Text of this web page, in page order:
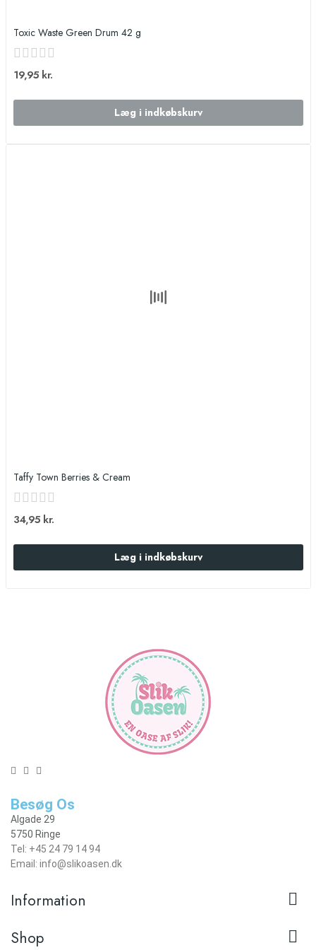
Toxic Waste Green Drum 42 g
19,95 kr.
Læg i indkøbskurv
Taffy Town Berries & Cream
34,95 kr.
Læg i indkøbskurv
Besøg Os
Algade 29
5750 Ringe
Tel: +45 24 79 14 94
Email: info@slikoasen.dk
Information 
Shop 